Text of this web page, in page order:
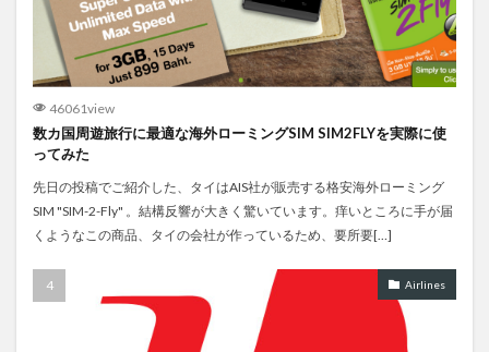
46061view
数カ国周遊旅行に最適な海外ローミングSIM SIM2FLYを実際に使
ってみた
先日の投稿でご紹介した、タイはAIS社が販売する格安海外ローミング
SIM "SIM-2-Fly" 。結構反響が大きく驚いています。痒いところに手が届
くようなこの商品、タイの会社が作っているため、要所要[…]
Airlines